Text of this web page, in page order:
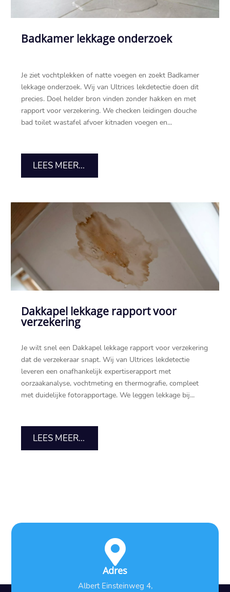
Badkamer lekkage onderzoek
Je ziet vochtplekken of natte voegen en zoekt Badkamer
lekkage onderzoek.​ Wij van Ultrices lekdetectie doen dit
precies.​ Doel helder bron vinden zonder hakken en met
rapport voor verzekering.​ We checken leidingen douche
bad toilet wastafel afvoer kitnaden voegen en...
LEES MEER...
Dakkapel lekkage rapport voor
verzekering
Je wilt snel een Dakkapel lekkage rapport voor verzekering
dat de verzekeraar snapt. Wij van Ultrices lekdetectie
leveren een onafhankelijk expertiserapport met
oorzaakanalyse, vochtmeting en thermografie, compleet
met duidelijke fotorapportage. We leggen lekkage bij...
LEES MEER...

Adres
Albert Einsteinweg 4,